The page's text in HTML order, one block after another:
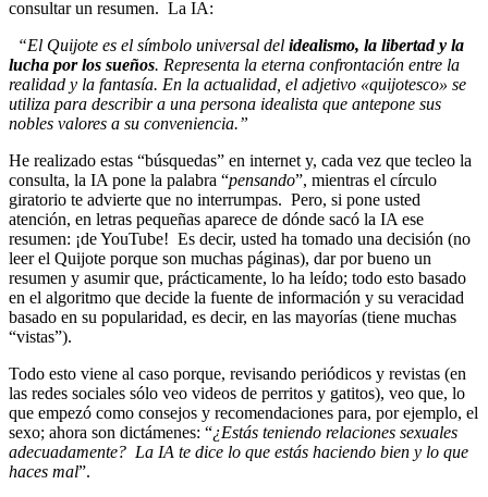
consultar un resumen. La IA:
“El Quijote es el símbolo universal del idealismo, la libertad y la
lucha por los sueños. Representa la eterna confrontación entre la
realidad y la fantasía. En la actualidad, el adjetivo «quijotesco» se
utiliza para describir a una persona idealista que antepone sus
nobles valores a su conveniencia.”
He realizado estas “búsquedas” en internet y, cada vez que tecleo la
consulta, la IA pone la palabra “pensando”, mientras el círculo
giratorio te advierte que no interrumpas. Pero, si pone usted
atención, en letras pequeñas aparece de dónde sacó la IA ese
resumen: ¡de YouTube! Es decir, usted ha tomado una decisión (no
leer el Quijote porque son muchas páginas), dar por bueno un
resumen y asumir que, prácticamente, lo ha leído; todo esto basado
en el algoritmo que decide la fuente de información y su veracidad
basado en su popularidad, es decir, en las mayorías (tiene muchas
“vistas”).
Todo esto viene al caso porque, revisando periódicos y revistas (en
las redes sociales sólo veo videos de perritos y gatitos), veo que, lo
que empezó como consejos y recomendaciones para, por ejemplo, el
sexo; ahora son dictámenes: “¿Estás teniendo relaciones sexuales
adecuadamente? La IA te dice lo que estás haciendo bien y lo que
haces mal”.